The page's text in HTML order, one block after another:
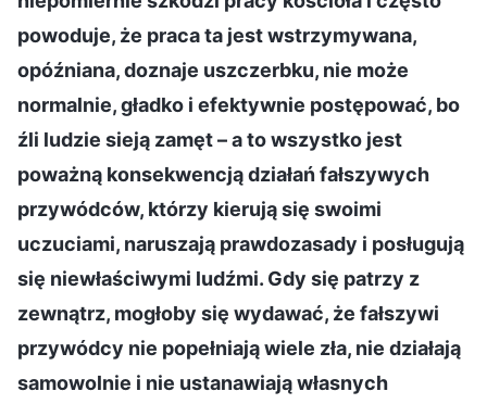
powoduje, że praca ta jest wstrzymywana,
opóźniana, doznaje uszczerbku, nie może
normalnie, gładko i efektywnie postępować, bo
źli ludzie sieją zamęt – a to wszystko jest
poważną konsekwencją działań fałszywych
przywódców, którzy kierują się swoimi
uczuciami, naruszają prawdozasady i posługują
się niewłaściwymi ludźmi. Gdy się patrzy z
zewnątrz, mogłoby się wydawać, że fałszywi
przywódcy nie popełniają wiele zła, nie działają
samowolnie i nie ustanawiają własnych